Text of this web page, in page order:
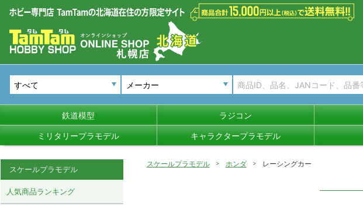
メーカー
鉄道模型 ラジコン
ミリタリープラモデル キャラクタープラモデル
スケールプラモデル ホンダ レーシングカー
スケールプラモデル
人気商品ランキング